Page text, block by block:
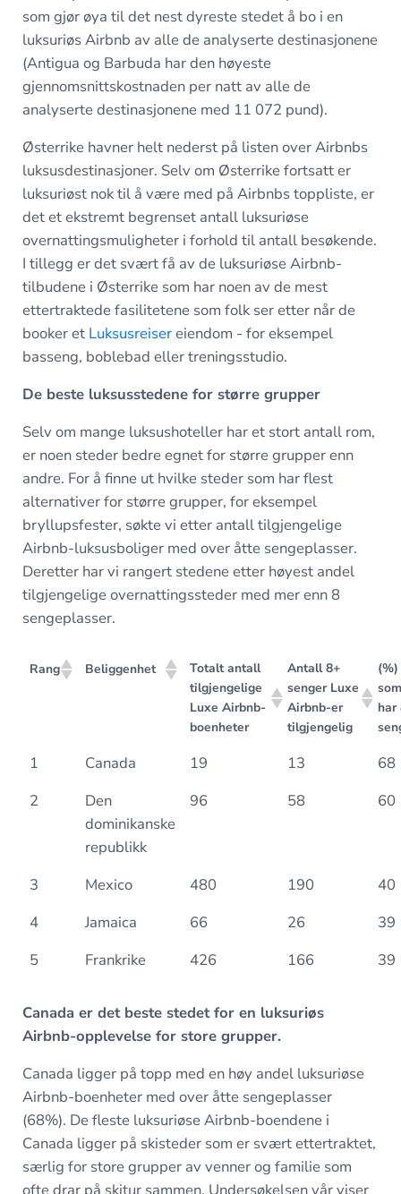
som gjør øya til det nest dyreste stedet å bo i en
luksuriøs Airbnb av alle de analyserte destinasjonene
(Antigua og Barbuda har den høyeste
gjennomsnittskostnaden per natt av alle de
analyserte destinasjonene med 11 072 pund).
Østerrike havner helt nederst på listen over Airbnbs
luksusdestinasjoner. Selv om Østerrike fortsatt er
luksuriøst nok til å være med på Airbnbs toppliste, er
det et ekstremt begrenset antall luksuriøse
overnattingsmuligheter i forhold til antall besøkende.
I tillegg er det svært få av de luksuriøse Airbnb-
tilbudene i Østerrike som har noen av de mest
ettertraktede fasilitetene som folk ser etter når de
booker et Luksusreisereiendom - for eksempel
basseng, boblebad eller treningsstudio.
De beste luksusstedene for større grupper
Selv om mange luksushoteller har et stort antall rom,
er noen steder bedre egnet for større grupper enn
andre. For å finne ut hvilke steder som har flest
alternativer for større grupper, for eksempel
bryllupsfester, søkte vi etter antall tilgjengelige
Airbnb-luksusboliger med over åtte sengeplasser.
Deretter har vi rangert stedene etter høyest andel
tilgjengelige overnattingssteder med mer enn 8
sengeplasser.
Rang Beliggenhet
Totalt antall
tilgjengelige
Luxe Airbnb-
boenheter
Antall 8+
senger Luxe
Airbnb-er
tilgjengelig
(%)
som
har
1 Canada 19 13
68
2
Den
dominikanske
republikk
96 58 60
3 Mexico 480 190
40
4
Jamaica 66 26
39
5
Frankrike 426 166 39
Canada er det beste stedet for en luksuriøs
Airbnb-opplevelse for store grupper.
Canada ligger på topp med en høy andel luksuriøse
Airbnb-boenheter med over åtte sengeplasser
(68%). De fleste luksuriøse Airbnb-boendene i
Canada ligger på skisteder som er svært ettertraktet,
særlig for store grupper av venner og familie som
ofte drar på skitur sammen. Undersøkelsen vår viser